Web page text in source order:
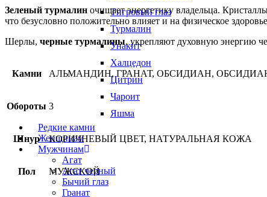
Тигровый глаз
Турмалин
Унакит
Халцедон
Цитрин
Чароит
Яшма
Редкие камни
Женщинам
Мужчинам
Агат
Агат черный
Бычий глаз
Гранат
Зеленый турмалин очищает энергетику владельца.
что безусловно положительно влияет и на физическое
Шерлы, черные турмалины, укрепляют духовную энергию
Камни АЛЬМАНДИН, ГРАНАТ, ОБСИДИАН,
Обороты 3
Шнур КОРИЧНЕВЫЙ ЦВЕТ, НАТУРАЛЬНАЯ КОЖА
Пол МУЖСКОЙ